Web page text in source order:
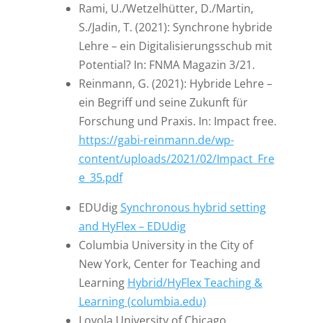
Rami, U./Wetzelhütter, D./Martin,
S./Jadin, T. (2021): Synchrone hybride
Lehre – ein Digitalisierungsschub mit
Potential? In: FNMA Magazin 3/21.
Reinmann, G. (2021): Hybride Lehre –
ein Begriff und seine Zukunft für
Forschung und Praxis. In: Impact free.
https://gabi-reinmann.de/wp-
content/uploads/2021/02/Impact_Fre
e_35.pdf
EDUdigSynchronous hybrid setting
and HyFlex – EDUdig
Columbia University in the City of
New York, Center for Teaching and
Learning Hybrid/HyFlex Teaching &
Learning (columbia.edu)